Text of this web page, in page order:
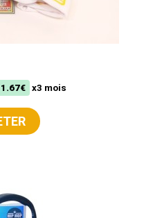
x3 mois